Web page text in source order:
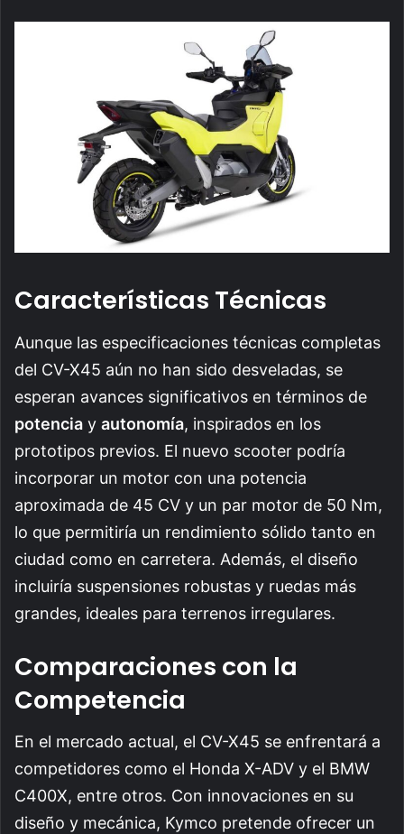
Características Técnicas
Aunque las especificaciones técnicas completas
del CV-X45 aún no han sido desveladas, se
esperan avances significativos en términos de
potencia y autonomía, inspirados en los
prototipos previos. El nuevo scooter podría
incorporar un motor con una potencia
aproximada de 45 CV y un par motor de 50 Nm,
lo que permitiría un rendimiento sólido tanto en
ciudad como en carretera. Además, el diseño
incluiría suspensiones robustas y ruedas más
grandes, ideales para terrenos irregulares.
Comparaciones con la
Competencia
En el mercado actual, el CV-X45 se enfrentará a
competidores como el Honda X-ADV y el BMW
C400X, entre otros. Con innovaciones en su
diseño y mecánica, Kymco pretende ofrecer un